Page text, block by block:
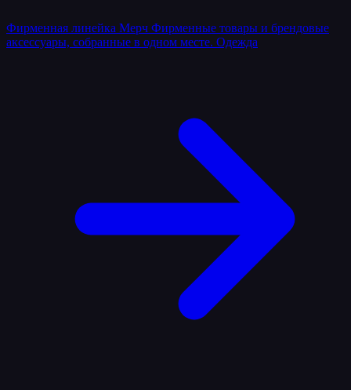
Фирменная линейка Мерч Фирменные товары и брендовые
аксессуары, собранные в одном месте. Одежда